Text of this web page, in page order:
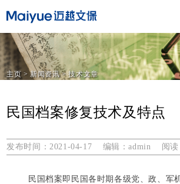
主页 >新闻资讯>技术文章
民国档案修复技术及特点
发布时间：2021-04-17 编辑：admin 阅读
民国档案即民国各时期各级党、政、军机